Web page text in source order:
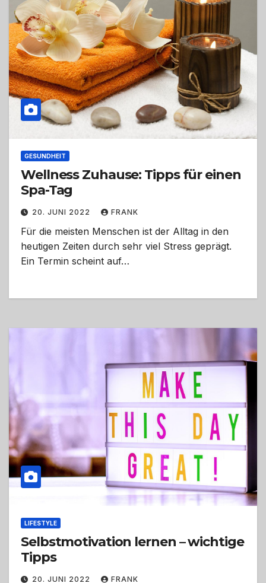
GESUNDHEIT
Wellness Zuhause: Tipps für einen
Spa-Tag
20. JUNI 2022 FRANK
Für die meisten Menschen ist der Alltag in den
heutigen Zeiten durch sehr viel Stress geprägt.
Ein Termin scheint auf…
LIFESTYLE
Selbstmotivation lernen – wichtige
Tipps
20. JUNI 2022 FRANK